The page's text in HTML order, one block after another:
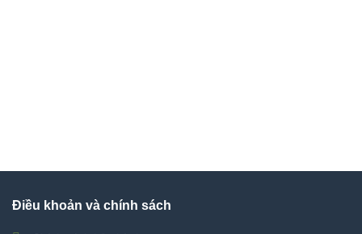
Điều khoản và chính sách